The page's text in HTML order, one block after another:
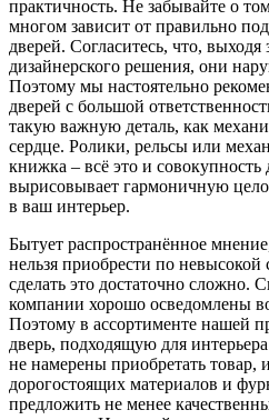
практичность. Не забывайте о
многом зависит от правильно
дверей. Согласитесь, что,
дизайнерского решения, они
Поэтому мы настоятельно
дверей с большой
такую важную деталь, как
сердце. Ролики, рельсы или
книжка – всё это и совокупность
вырисовывает гармоничную
в ваш интерьер.
Бытует распространённое
нельзя приобрести по
сделать это достаточно сложно.
компании хорошо осведомлены
Поэтому в ассортименте нашей
дверь, подходящую для
не намерены приобретать товар,
дорогостоящих материалов и
предложить не менее